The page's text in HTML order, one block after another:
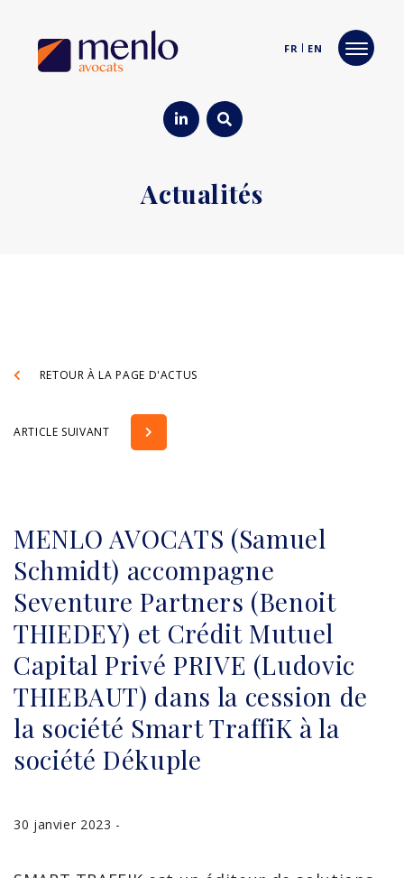
FR EN
Actualités
RETOUR À LA PAGE D'ACTUS
ARTICLE SUIVANT
MENLO AVOCATS (Samuel
Schmidt) accompagne
Seventure Partners (Benoit
THIEDEY) et Crédit Mutuel
Capital Privé PRIVE (Ludovic
THIEBAUT) dans la cession de
la société Smart TraffiK à la
société Dékuple
30 janvier 2023 -